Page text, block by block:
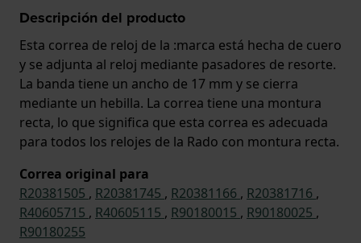
Descripción del producto
Esta correa de reloj de la :marca está hecha de cuero
y se adjunta al reloj mediante pasadores de resorte.
La banda tiene un ancho de 17 mm y se cierra
mediante un hebilla. La correa tiene una montura
recta, lo que significa que esta correa es adecuada
para todos los relojes de la Rado con montura recta.
Correa original para
R20381505 , R20381745 , R20381166 , R20381716 ,
R40605715 , R40605115 , R90180015 , R90180025 ,
R90180255